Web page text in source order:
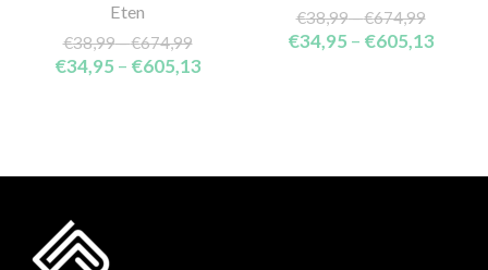
Eten
€38,99–€674,99
€34,95 – €605,13
€38,99–€674,99
€34,95 – €605,13